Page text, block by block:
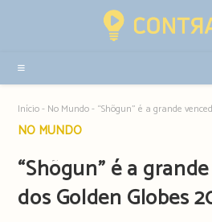
sidebar
Início- No Mundo- “Shõgun” é a grande
Post
NO MUNDO
“Shõgun” é a
dos Golden Globes